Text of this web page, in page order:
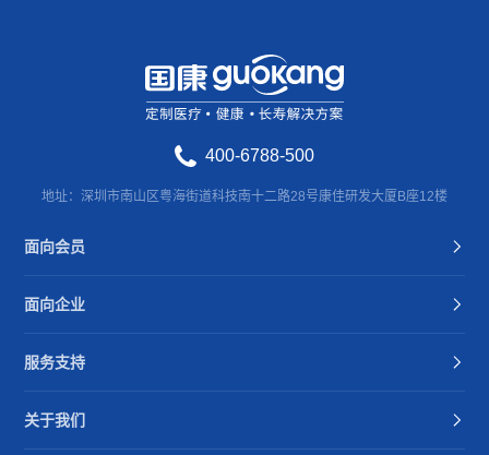
400-6788-500
地址：深圳市南山区粤海街道科技南十二路28号康佳研发大厦B座12楼
面向会员
面向企业
服务支持
关于我们